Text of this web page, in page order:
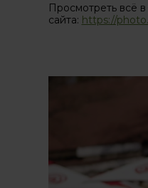
Просмотреть всё
сайта: https://